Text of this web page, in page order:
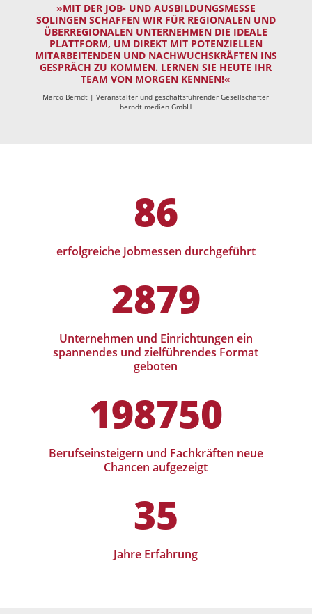
»MIT DER JOB- UND AUSBILDUNGSMESSE
SOLINGEN SCHAFFEN WIR FÜR REGIONALEN UND
ÜBERREGIONALEN UNTERNEHMEN DIE IDEALE
PLATTFORM, UM DIREKT MIT POTENZIELLEN
MITARBEITENDEN UND NACHWUCHSKRÄFTEN INS
GESPRÄCH ZU KOMMEN. LERNEN SIE HEUTE IHR
TEAM VON MORGEN KENNEN!«
Marco Berndt | Veranstalter und geschäftsführender Gesellschafter
berndt medien GmbH
86
erfolgreiche Jobmessen durchgeführt
2879
Unternehmen und Einrichtungen ein
spannendes und zielführendes Format
geboten
198750
Berufseinsteigern und Fachkräften neue
Chancen aufgezeigt
35
Jahre Erfahrung